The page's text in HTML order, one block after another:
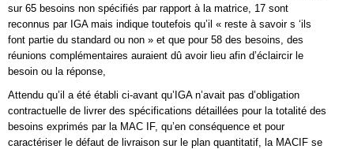
sur 65 besoins non spécifiés par rapport à la matrice, 17 sont
reconnus par IGA mais indique toutefois qu’il « reste à savoir s ‘ils
font partie du standard ou non » et que pour 58 des besoins, des
réunions complémentaires auraient dû avoir lieu afin d’éclaircir le
besoin ou la réponse,
Attendu qu’il a été établi ci-avant qu’IGA n’avait pas d’obligation
contractuelle de livrer des spécifications détaillées pour la totalité des
besoins exprimés par la MAC IF, qu’en conséquence et pour
caractériser le défaut de livraison sur le plan quantitatif, la MACIF se